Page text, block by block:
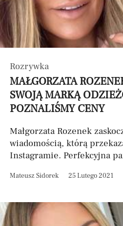
Rozrywka
MAŁGORZATA
SWOJĄ MARKĄ
POZNALIŚMY CENY
Małgorzata Rozenek
wiadomością, którą
Instagramie. Perfekcyjna
Mateusz Sidorek 25 Lutego 2021